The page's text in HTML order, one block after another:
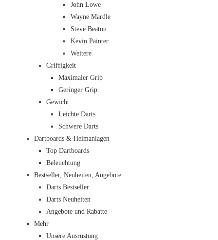
John Lowe
Wayne Mardle
Steve Beaton
Kevin Painter
Weitere
Griffigkeit
Maximaler Grip
Geringer Grip
Gewicht
Leichte Darts
Schwere Darts
Dartboards & Heimanlagen
Top Dartboards
Beleuchtung
Bestseller, Neuheiten, Angebote
Darts Bestseller
Darts Neuheiten
Angebote und Rabatte
Mehr
Unsere Ausrüstung